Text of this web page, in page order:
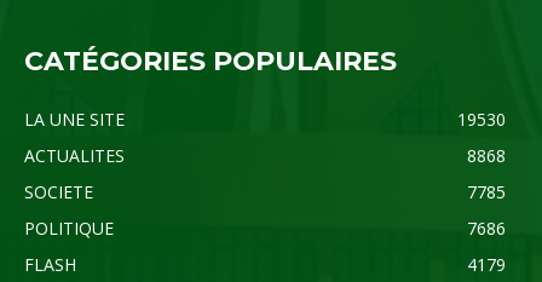
CATÉGORIES POPULAIRES
LA UNE SITE
19530
ACTUALITES
8868
SOCIETE
7785
POLITIQUE
7686
FLASH
4179